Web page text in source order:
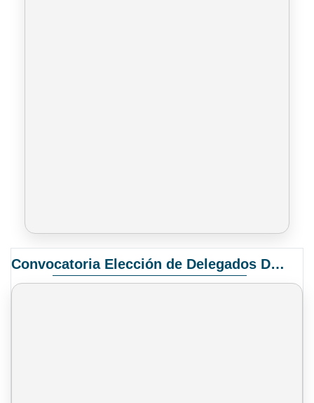
Convocatoria Elección de Delegados Docentes para el XIV Congreso Nacional de Universidades